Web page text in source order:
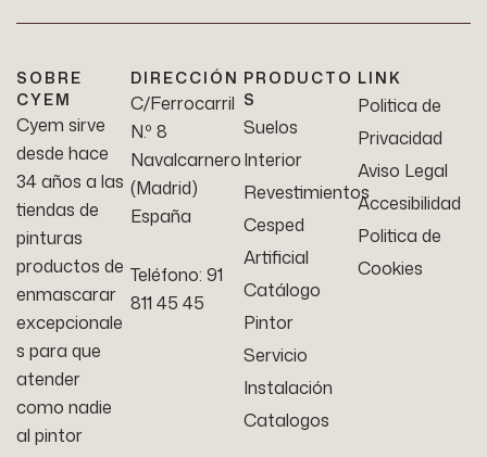
SOBRE
CYEM
Cyem sirve
desde hace
34 años a las
tiendas de
pinturas
productos de
enmascarar
excepcionale
s para que
atender
como nadie
al pintor
DIRECCIÓN
C/Ferrocarril
N.º 8
Navalcarnero
(Madrid)
España
Teléfono: 91
811 45 45
PRODUCTO
S
Suelos
Interior
Revestimientos
Cesped
Artificial
Catálogo
Pintor
Servicio
Instalación
Catalogos
LINK
Politica de
Privacidad
Aviso Legal
Accesibilidad
Politica de
Cookies